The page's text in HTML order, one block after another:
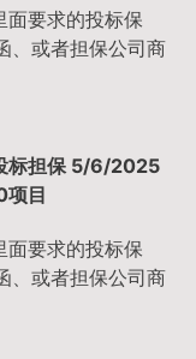
面要求的投标保
、或者担保公司商
标担保 5/6/2025
目
面要求的投标保
、或者担保公司商